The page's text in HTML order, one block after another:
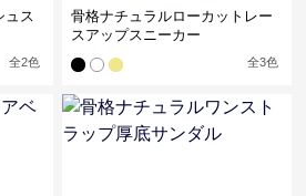
ュス
全2色
骨格ナチュラルローカットレー
スアップスニーカー
全3色